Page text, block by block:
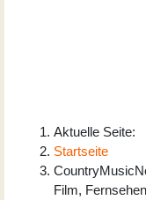
Aktuelle Seite:
Startseite
Film, Fernsehen